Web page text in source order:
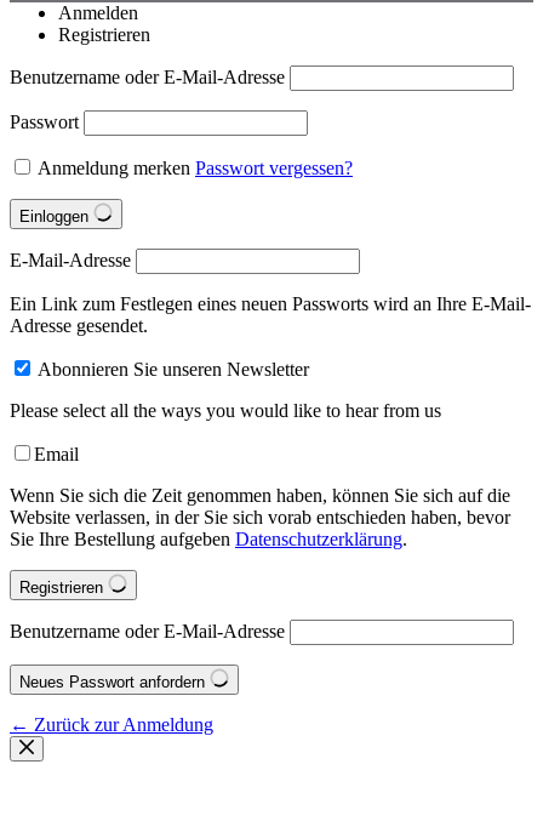
Anmelden
Registrieren
Benutzername oder E-Mail-Adresse
Passwort
Anmeldung merken Passwort vergessen?
Einloggen
E-Mail-Adresse
Ein Link zum Festlegen eines neuen Passworts wird an Ihre E-Mail-
Adresse gesendet.
Abonnieren Sie unseren Newsletter
Please select all the ways you would like to hear from us
Email
Wenn Sie sich die Zeit genommen haben, können Sie sich auf die
Website verlassen, in der Sie sich vorab entschieden haben, bevor
Sie Ihre Bestellung aufgeben Datenschutzerklärung.
Registrieren
Benutzername oder E-Mail-Adresse
Neues Passwort anfordern
← Zurück zur Anmeldung